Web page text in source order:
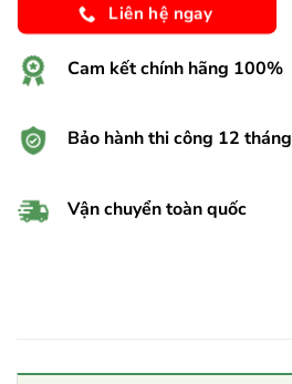
Liên hệ ngay
Cam kết chính hãng 100%
Bảo hành thi công 12 tháng
Vận chuyển toàn quốc